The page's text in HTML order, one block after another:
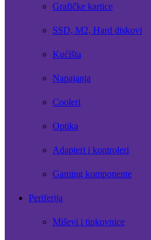
Grafičke kartice
SSD, M2, Hard diskovi
Kućišta
Napajanja
Cooleri
Optika
Adapteri i kontroleri
Gaming komponente
Periferija
Miševi i tipkovnice